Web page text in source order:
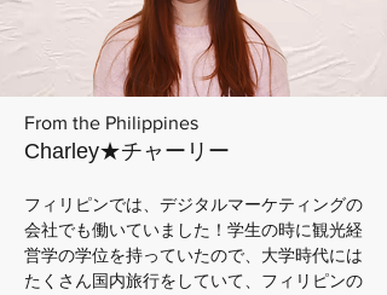
From the Philippines
Charley★チャーリー
フィリピンでは、デジタルマーケティングの
会社でも働いていました！学生の時に観光経
営学の学位を持っていたので、大学時代には
たくさん国内旅行をしていて、フィリピンの